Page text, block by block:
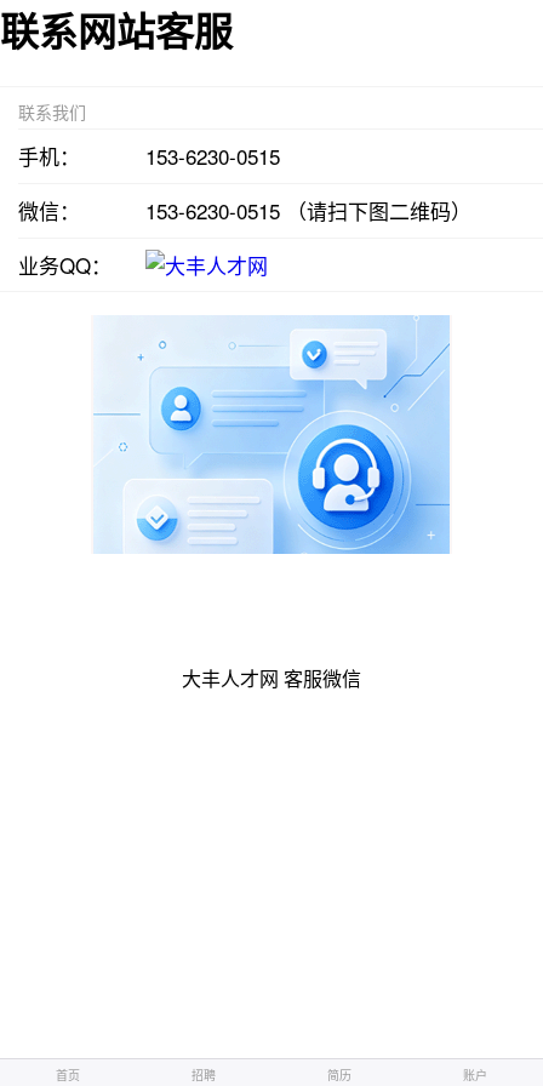
联系网站客服
联系我们
手机：
153-6230-0515
微信：
153-6230-0515 （请扫下图二维码）
业务QQ：
大丰人才网 客服微信
首页 招聘 简历 账户